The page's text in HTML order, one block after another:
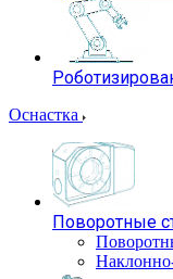
Оснастка
Поворотные